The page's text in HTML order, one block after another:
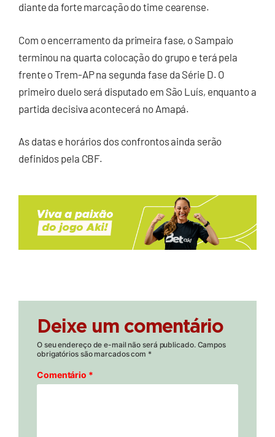
diante da forte marcação do time cearense.
Com o encerramento da primeira fase, o Sampaio
terminou na quarta colocação do grupo e terá pela
frente o Trem-AP na segunda fase da Série D. O
primeiro duelo será disputado em São Luís, enquanto a
partida decisiva acontecerá no Amapá.
As datas e horários dos confrontos ainda serão
definidos pela CBF.
Deixe um comentário
O seu endereço de e-mail não será publicado. Campos
obrigatórios são marcados com *
Comentário *